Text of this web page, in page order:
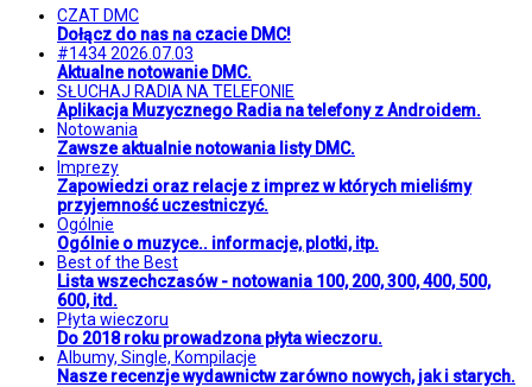
CZAT DMC
Dołącz do nas na czacie DMC!
#1434 2026.07.03
Aktualne notowanie DMC.
SŁUCHAJ RADIA NA TELEFONIE
Aplikacja Muzycznego Radia na telefony z Androidem.
Notowania
Zawsze aktualnie notowania listy DMC.
Imprezy
Zapowiedzi oraz relacje z imprez w których mieliśmy
przyjemność uczestniczyć.
Ogólnie
Ogólnie o muzyce.. informacje, plotki, itp.
Best of the Best
Lista wszechczasów - notowania 100, 200, 300, 400, 500,
600, itd.
Płyta wieczoru
Do 2018 roku prowadzona płyta wieczoru.
Albumy, Single, Kompilacje
Nasze recenzje wydawnictw zarówno nowych, jak i starych.